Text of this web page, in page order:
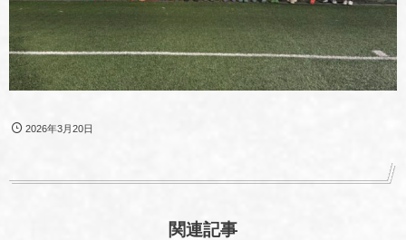
2026年3月20日
関連記事